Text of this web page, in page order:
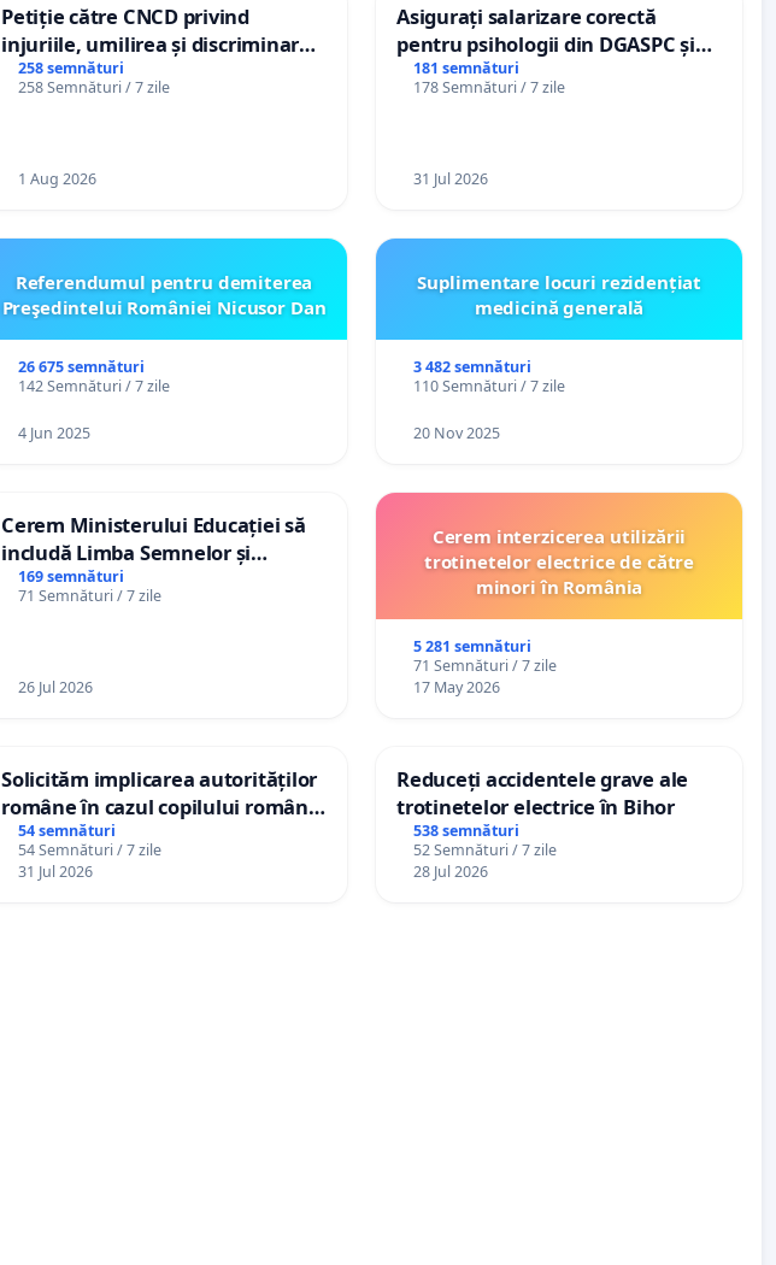
Petiție către CNCD privind
injuriile, umilirea și discriminarea
persoanelor cu dizabilități de
către utilizatorul TikTok „Gorici”
258 semnături
258 Semnături / 7 zile
1 Aug 2026
Asigurați salarizare corectă
pentru psihologii din DGASPC și
spitale
181 semnături
178 Semnături / 7 zile
31 Jul 2026
Referendumul pentru demiterea
Preşedintelui României Nicusor Dan
26 675 semnături
142 Semnături / 7 zile
4 Jun 2025
Suplimentare locuri rezidențiat
medicină generală
3 482 semnături
110 Semnături / 7 zile
20 Nov 2025
Cerem Ministerului Educației să
includă Limba Semnelor și
alfabetul Braille în școlile din
Republica Moldova!
169 semnături
71 Semnături / 7 zile
26 Jul 2026
Cerem interzicerea utilizării
trotinetelor electrice de către
minori în România
5 281 semnături
71 Semnături / 7 zile
17 May 2026
Solicităm implicarea autorităților
române în cazul copilului român
Wiliam Kristian Gheorghe, aflat în
plasament în Danemarca de 12
54 semnături
54 Semnături / 7 zile
31 Jul 2026
Reduceți accidentele grave ale
trotinetelor electrice în Bihor
538 semnături
52 Semnături / 7 zile
28 Jul 2026